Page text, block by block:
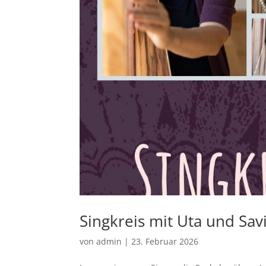
Singkreis mit Uta und
vonadmin |23. Februar 2026